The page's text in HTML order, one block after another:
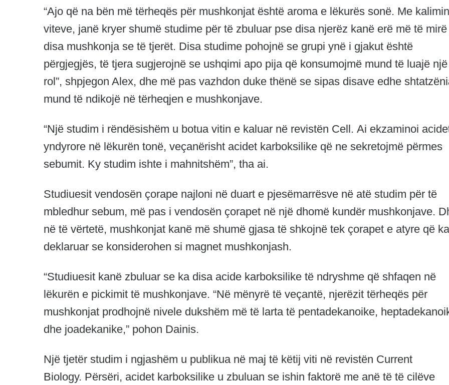
“Ajo që na bën më tërheqës për mushkonjat është aroma e lëkurës sonë. Me
viteve, janë kryer shumë studime për të zbuluar pse disa njerëz kanë erë më të
disa mushkonja se të tjerët. Disa studime pohojnë se grupi ynë i gjakut është
përgjegjës, të tjera sugjerojnë se ushqimi apo pija që konsumojmë mund të luajë një
rol”, shpjegon Alex, dhe më pas vazhdon duke thënë se sipas disave edhe
mund të ndikojë në tërheqjen e mushkonjave.
“Një studim i rëndësishëm u botua vitin e kaluar në revistën Cell. Ai ekzaminoi
yndyrore në lëkurën tonë, veçanërisht acidet karboksilike që ne sekretojmë përmes
sebumit. Ky studim ishte i mahnitshëm”, tha ai.
Studiuesit vendosën çorape najloni në duart e pjesëmarrësve në atë studim për të
mbledhur sebum, më pas i vendosën çorapet në një dhomë kundër mushkonjave.
në të vërtetë, mushkonjat kanë më shumë gjasa të shkojnë tek çorapet e atyre që
deklaruar se konsiderohen si magnet mushkonjash.
“Studiuesit kanë zbuluar se ka disa acide karboksilike të ndryshme që shfaqen në
lëkurën e pickimit të mushkonjave. “Në mënyrë të veçantë, njerëzit tërheqës për
mushkonjat prodhojnë nivele dukshëm më të larta të pentadekanoike,
dhe joadekanike,” pohon Dainis.
Një tjetër studim i ngjashëm u publikua në maj të këtij viti në revistën Current
Biology. Përsëri, acidet karboksilike u zbuluan se ishin faktorë me anë të të cilëve